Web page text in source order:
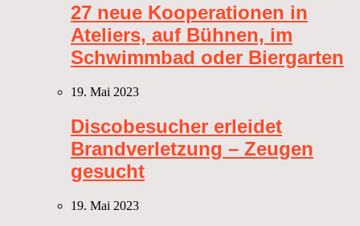
27 neue Kooperationen in
Ateliers, auf Bühnen, im
Schwimmbad oder Biergarten
19. Mai 2023
Discobesucher erleidet
Brandverletzung – Zeugen
gesucht
19. Mai 2023